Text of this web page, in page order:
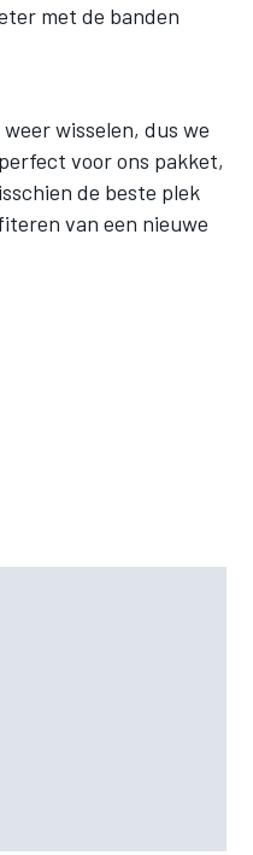
met de banden
wisselen, dus we
voor ons pakket,
de beste plek
van een nieuwe